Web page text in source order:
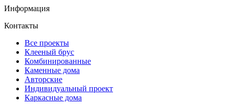
Информация
Контакты
Все проекты
Клееный брус
Комбинированные
Каменные дома
Авторские
Индивидуальный проект
Каркасные дома